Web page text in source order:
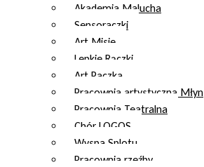
Akademia Malucha
Sensoraczki
Art Misie
Lepkie Rączki
Art Paczka
Pracownia artystyczna Młyn
Pracownia Teatralna
Chór LOGOS
Wyspa Splotu
Pracownia rzeźby